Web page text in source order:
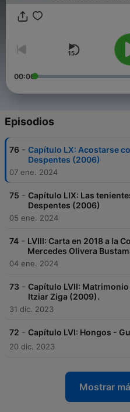
00:00
Episodios
76 - Capítulo LX: Acostarse
Despentes (2006)
07 ene. 2024
75 - Capítulo LIX: Las
Despentes (2006)
05 ene. 2024
74 - LVIII: Carta en 2018 a la
Mercedes Olivera
04 ene. 2024
73 - Capítulo LVII:
Itziar Ziga (2009).
31 dic. 2023
72 - Capítulo LVI: Hongos -
20 dic. 2023
Mostrar